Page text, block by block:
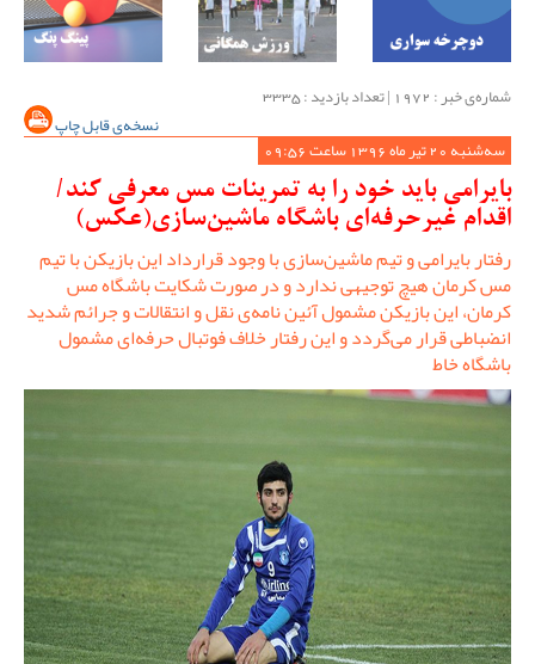
شماره‌ی خبر : ‌1972 | تعداد بازدید : 3335
نسخه‌ی قابل چاپ
سه‌شنبه 20 تیر ماه 1396 ساعت 09:56
بایرامی باید خود را به تمرینات مس معرفی کند/
اقدام غیرحرفه‌ای باشگاه ماشین‌سازی(عکس)
رفتار بایرامی و تیم ماشین‌سازی با وجود قرارداد این بازیکن با تیم
مس کرمان هیچ توجیهی ندارد و در صورت شکایت باشگاه مس
کرمان، این بازیکن مشمول آئین نامه‌ی نقل و انتقالات و جرائم شدید
انضباطی قرار می‌گردد و این رفتار خلاف فوتبال حرفه‌ای مشمول
باشگاه خاط